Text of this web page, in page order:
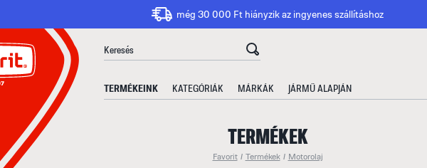
még 30 000 Ft hiányzik az ingyenes szállításhoz
TERMÉKEINK KATEGÓRIÁK MÁRKÁK JÁRMŰ ALAPJÁN
TERMÉKEK
Favorit / Termékek / Motorolaj